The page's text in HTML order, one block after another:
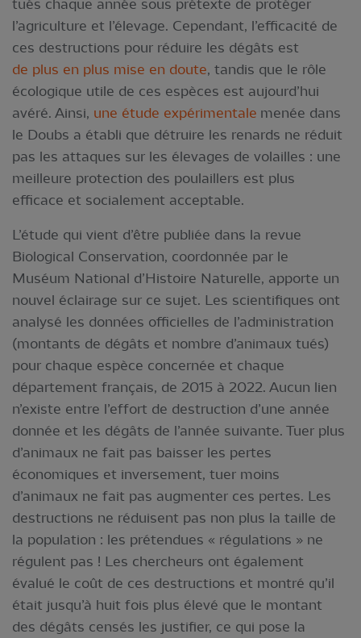
tués chaque année sous prétexte de protéger
l’agriculture et l’élevage. Cependant, l’efficacité de
ces destructions pour réduire les dégâts est
de plus en plus mise en doute, tandis que le rôle
écologique utile de ces espèces est aujourd’hui
avéré. Ainsi, une étude expérimentale menée dans
le Doubs a établi que détruire les renards ne réduit
pas les attaques sur les élevages de volailles : une
meilleure protection des poulaillers est plus
efficace et socialement acceptable.
L’étude qui vient d’être publiée dans la revue
Biological Conservation, coordonnée par le
Muséum National d’Histoire Naturelle, apporte un
nouvel éclairage sur ce sujet. Les scientifiques ont
analysé les données officielles de l’administration
(montants de dégâts et nombre d’animaux tués)
pour chaque espèce concernée et chaque
département français, de 2015 à 2022. Aucun lien
n’existe entre l’effort de destruction d’une année
donnée et les dégâts de l’année suivante. Tuer plus
d’animaux ne fait pas baisser les pertes
économiques et inversement, tuer moins
d’animaux ne fait pas augmenter ces pertes. Les
destructions ne réduisent pas non plus la taille de
la population : les prétendues « régulations » ne
régulent pas ! Les chercheurs ont également
évalué le coût de ces destructions et montré qu’il
était jusqu’à huit fois plus élevé que le montant
des dégâts censés les justifier, ce qui pose la